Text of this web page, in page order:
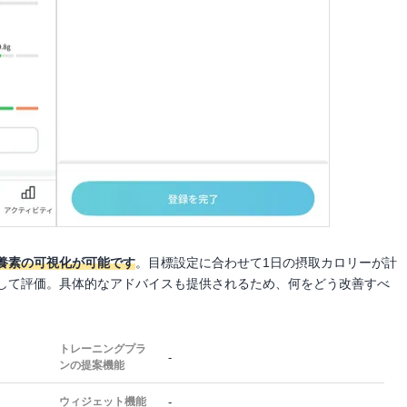
素の可視化が可能です。目標設定に合わせて1日の摂取カロリーが計
評価。具体的なアドバイスも提供されるため、何をどう改善すべ
トレーニングプラ
ンの提案機能
-
ウィジェット機能 -